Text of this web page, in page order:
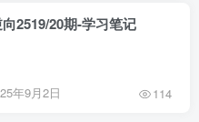
2519/20期-学习笔记
年9月2日 114